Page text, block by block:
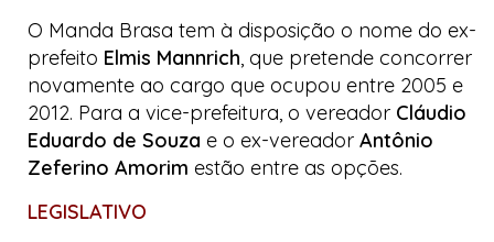
O Manda Brasa tem à disposição o nome do ex-
prefeito Elmis Mannrich, que pretende concorrer
novamente ao cargo que ocupou entre 2005 e
2012. Para a vice-prefeitura, o vereador Cláudio
Eduardo de Souza e o ex-vereador Antônio
Zeferino Amorim estão entre as opções.
LEGISLATIVO